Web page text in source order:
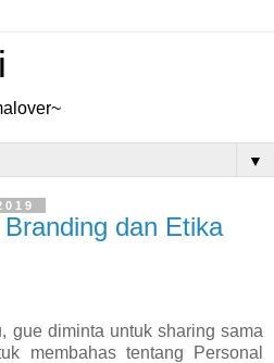
▼
dan Etika
gue diminta untuk sharing sama
membahas tentang Personal